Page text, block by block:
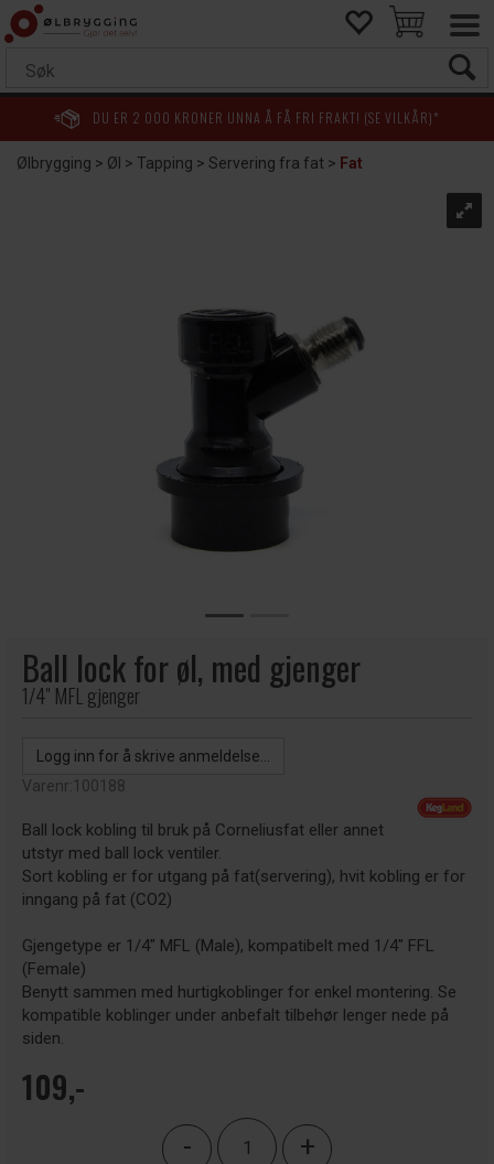
DU ER 2 000 KRONER UNNA Å FÅ FRI FRAKT! (SE VILKÅR)*
Ølbrygging>Øl >Tapping>Servering fra fat> Fat
Ball lock for øl, med gjenger
1/4" MFL gjenger
Logg inn for å skrive anmeldelse...
Varenr:100188
Ball lock kobling til bruk på Corneliusfat eller annet
utstyr med ball lock ventiler.
Sort kobling er for utgang på fat(servering), hvit kobling er for
inngang på fat (CO2)
Gjengetype er 1/4" MFL (Male), kompatibelt med 1/4" FFL
(Female)
Benytt sammen med hurtigkoblinger for enkel montering. Se
kompatible koblinger under anbefalt tilbehør lenger nede på
siden.
109,-
- +